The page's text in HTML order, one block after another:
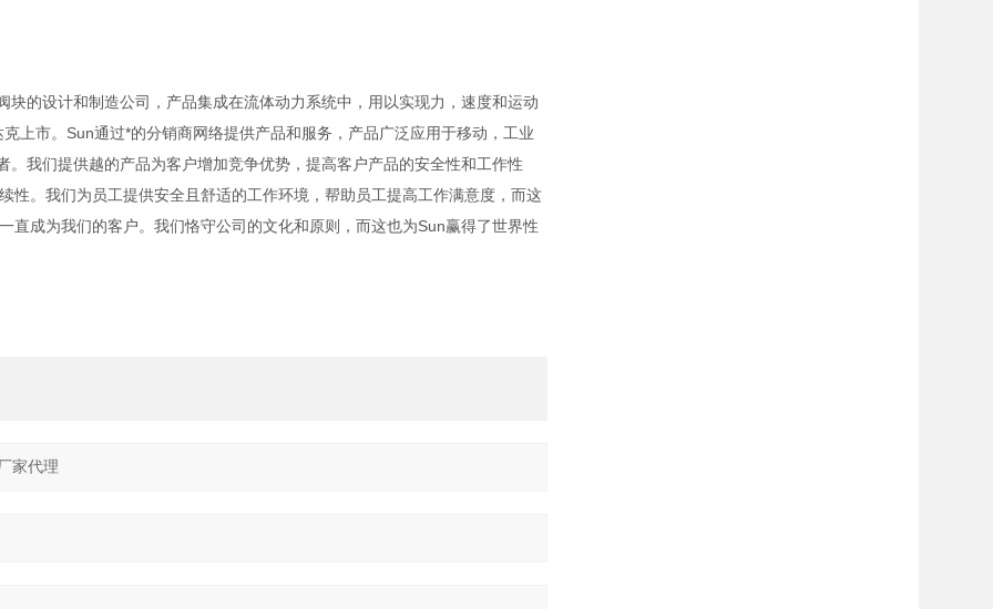
的设计和制造公司，产品集成在流体动力系统中，用以实现力，速度和运动
上市。Sun通过*的分销商网络提供产品和服务，产品广泛应用于移动，工业
我们提供越的产品为客户增加竞争优势，提高客户产品的安全性和工作性
性。我们为员工提供安全且舒适的工作环境，帮助员工提高工作满意度，而这
直成为我们的客户。我们恪守公司的文化和原则，而这也为Sun赢得了世界性